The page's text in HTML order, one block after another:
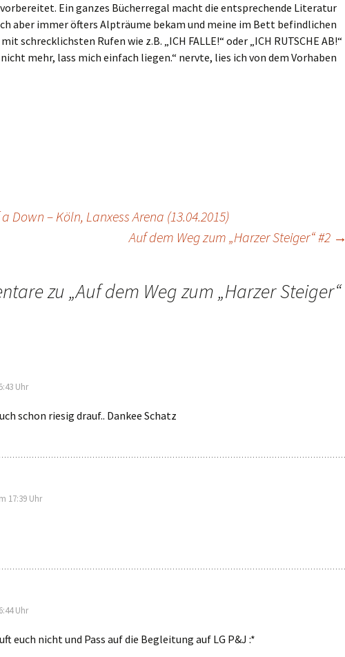
Ein ganzes Bücherregal macht die entsprechende Literatur
aber immer öfters Alpträume bekam und meine im Bett befindlichen
schrecklichsten Rufen wie z.B. „ICH FALLE!“ oder „ICH RUTSCHE AB!“
mehr, lass mich einfach liegen.“ nervte, lies ich von dem Vorhaben
Down – Köln, Lanxess Arena (13.04.2015)
Auf dem Weg zum „Harzer Steiger“ #2 →
zu „Auf dem Weg zum „Harzer Steiger“
Uhr
schon riesig drauf.. Dankee Schatz
17:39 Uhr
Uhr
euch nicht und Pass auf die Begleitung auf LG P&J :*